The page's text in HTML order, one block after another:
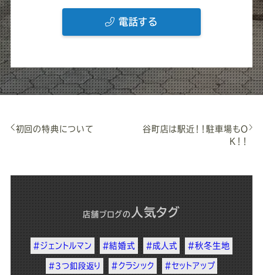
電話する
初回の特典について
谷町店は駅近！！駐車場もＯ
Ｋ！！
店舗ブログの 人気タグ
#ジェントルマン #結婚式 #成人式 #秋冬生地
#3つ釦段返り #クラシック #セットアップ